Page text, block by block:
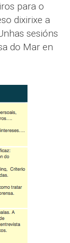
para o
dixirixe a
sesións
do Mar en